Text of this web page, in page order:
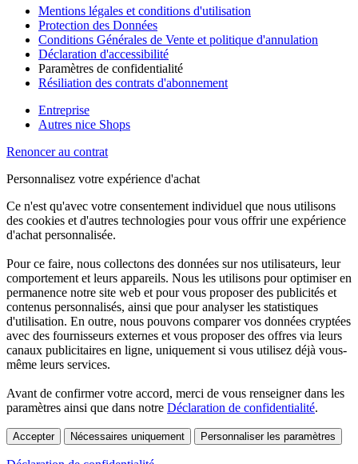
Mentions légales et conditions d'utilisation
Protection des Données
Conditions Générales de Vente et politique d'annulation
Déclaration d'accessibilité
Paramètres de confidentialité
Résiliation des contrats d'abonnement
Entreprise
Autres nice Shops
Renoncer au contrat
Personnalisez votre expérience d'achat
Ce n'est qu'avec votre consentement individuel que nous utilisons
des cookies et d'autres technologies pour vous offrir une expérience
d'achat personnalisée.
Pour ce faire, nous collectons des données sur nos utilisateurs, leur
comportement et leurs appareils. Nous les utilisons pour optimiser en
permanence notre site web et pour vous proposer des publicités et
contenus personnalisés, ainsi que pour analyser les statistiques
d'utilisation. En outre, nous pouvons comparer vos données cryptées
avec des fournisseurs externes et vous proposer des offres via leurs
canaux publicitaires en ligne, uniquement si vous utilisez déjà vous-
même leurs services.
Avant de confirmer votre accord, merci de vous renseigner dans les
paramètres ainsi que dans notre Déclaration de confidentialité.
Accepter Nécessaires uniquement Personnaliser les paramètres